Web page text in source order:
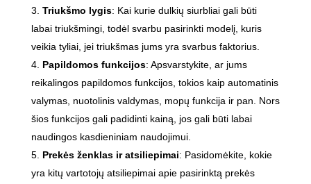
Triukšmo lygis: Kai kurie dulkių siurbliai gali būti
labai triukšmingi, todėl svarbu pasirinkti modelį, kuris
veikia tyliai, jei triukšmas jums yra svarbus faktorius.
Papildomos funkcijos: Apsvarstykite, ar jums
reikalingos papildomos funkcijos, tokios kaip automatinis
valymas, nuotolinis valdymas, mopų funkcija ir pan. Nors
šios funkcijos gali padidinti kainą, jos gali būti labai
naudingos kasdieniniam naudojimui.
Prekės ženklas ir atsiliepimai: Pasidomėkite, kokie
yra kitų vartotojų atsiliepimai apie pasirinktą prekės